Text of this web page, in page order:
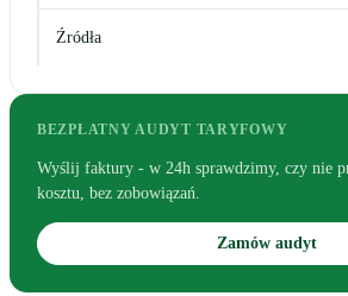
Źródła
BEZPŁATNY AUDYT TARYFOWY
Wyślij faktury - w 24h sprawdzimy, czy nie
kosztu, bez zobowiązań.
Zamów audyt